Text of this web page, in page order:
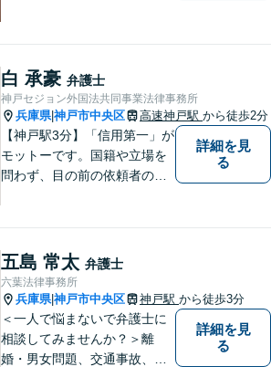
白 承豪 弁護士
神戸セジョン外国法共同事業法律事務所
兵庫県|神戸市中央区 高速神戸駅 から徒歩2分
【神戸駅3分】「信用第一」が
モットーです。国籍や立場を
問わず、目の前の依頼者のた
います。一人ひとりに誠意を
持って尽力しますので、ぜひ
一度ご相談ください。
詳細を見
る
五島 常太 弁護士
六葉法律事務所
兵庫県|神戸市中央区 神戸駅 から徒歩3分
＜一人で悩まないで弁護士に
相談してみませんか？＞離
婚・男女問題、交通事故、刑
詳細を見
る